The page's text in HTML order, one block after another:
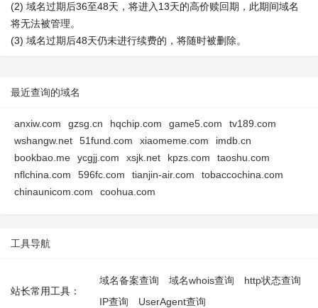
(2) 域名过期后36至48天，将进入13天的高价赎回期，此期间域名
将无法被管理。
(3) 域名过期后48天仍未进行续费的，将随时被删除。
最近查询的域名
anxiw.com gzsg.cn hqchip.com game5.com
tv189.com
wshangw.net
51fund.com xiaomeme.com
imdb.cn
bookbao.me
ycgjj.com xsjk.net kpzs.com
taoshu.com
nflchina.com
596fc.com tianjin-air.com
tobaccochina.com
chinaunicom.com
coohua.com
工具导航
站长常用工具：
域名备案查询 域名whois查询
http状态查询
IP查询
UserAgent查询